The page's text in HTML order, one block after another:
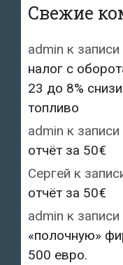
Свежие
admin к записи
налог с
23 до 8%
топливо
admin к записи
отчёт за 50€
Сергей к
отчёт за 50€
admin к записи
«полочную»
500 евро.